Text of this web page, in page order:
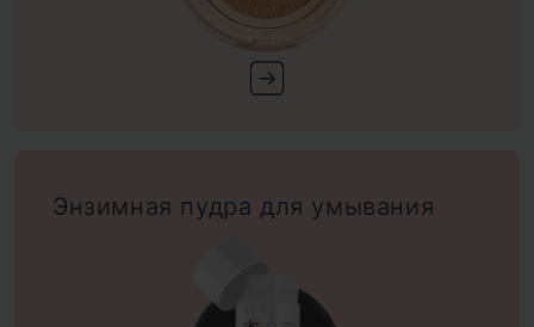
Энзимная пудра для умывания